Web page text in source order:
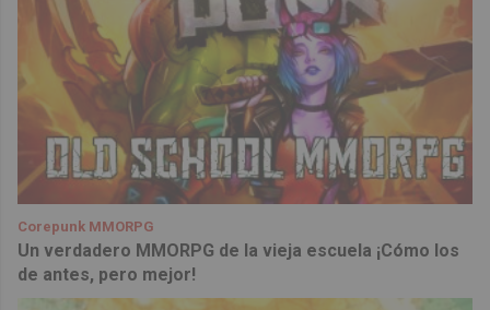
Corepunk MMORPG
Un verdadero MMORPG de la vieja escuela ¡Cómo los
de antes, pero mejor!